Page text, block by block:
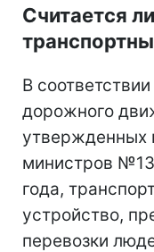
Считается
В
дорожного
утвержденных
министров
года,
устройство,
перевозки